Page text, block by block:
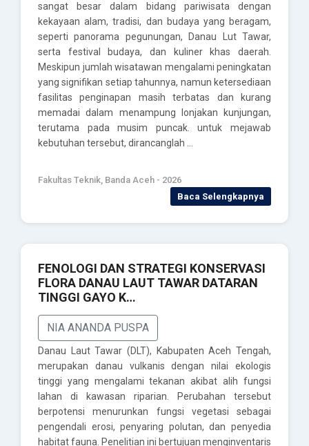
sangat besar dalam bidang pariwisata dengan
kekayaan alam, tradisi, dan budaya yang beragam,
seperti panorama pegunungan, Danau Lut Tawar,
serta festival budaya, dan kuliner khas daerah.
Meskipun jumlah wisatawan mengalami peningkatan
yang signifikan setiap tahunnya, namun ketersediaan
fasilitas penginapan masih terbatas dan kurang
memadai dalam menampung lonjakan kunjungan,
terutama pada musim puncak. untuk mejawab
kebutuhan tersebut, dirancanglah …
Fakultas Teknik, Banda Aceh - 2026
Baca Selengkapnya
FENOLOGI DAN STRATEGI KONSERVASI
FLORA DANAU LAUT TAWAR DATARAN
TINGGI GAYO K…
NIA ANANDA PUSPA
Danau Laut Tawar (DLT), Kabupaten Aceh Tengah,
merupakan danau vulkanis dengan nilai ekologis
tinggi yang mengalami tekanan akibat alih fungsi
lahan di kawasan riparian. Perubahan tersebut
berpotensi menurunkan fungsi vegetasi sebagai
pengendali erosi, penyaring polutan, dan penyedia
habitat fauna. Penelitian ini bertujuan menginventaris